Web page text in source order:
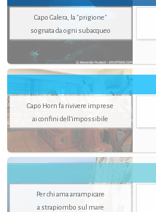
Capo Galera, la "prigione"
sognata da ogni subacqueo
Capo Horn fa rivivere imprese
ai confini dell’impossibile
Per chi ama arrampicare
a strapiombo sul mare